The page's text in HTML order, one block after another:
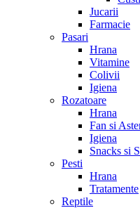
Jucarii
Farmacie
Pasari
Hrana
Vitamine
Colivii
Igiena
Rozatoare
Hrana
Fan si
Igiena
Snacks si
Pesti
Hrana
Tratamente
Reptile